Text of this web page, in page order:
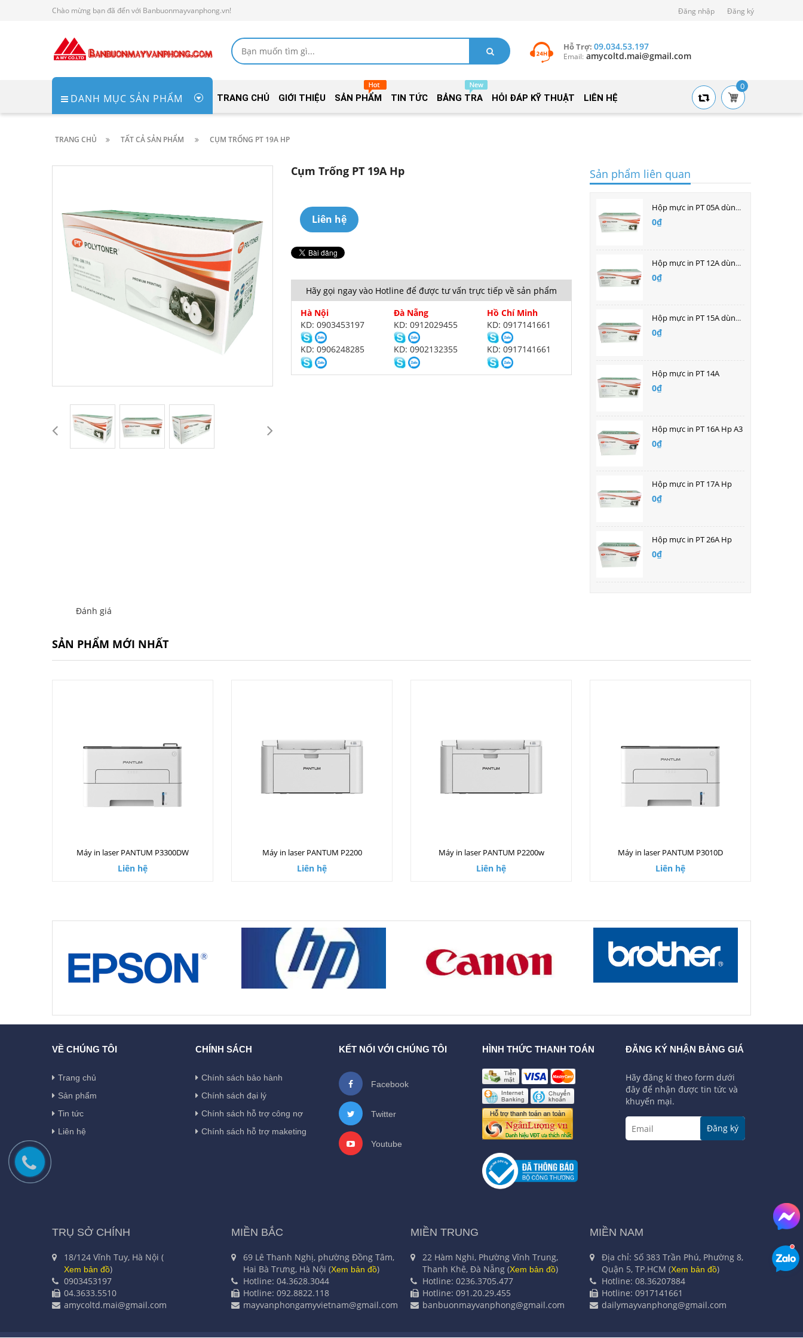
Chào mừng bạn đã đến với Banbuonmayvanphong.vn! Đăng nhập Đăng ký
Hỗ Trợ: 09.034.53.197
Email: amycoltd.mai@gmail.com
DANH MỤC SẢN PHẨM TRANG CHỦ GIỚI THIỆU SẢN PHẨM TIN TỨC BẢNG TRA HỎI ĐÁP KỸ THUẬT LIÊN HỆ
0
TRANG CHỦ TẤT CẢ SẢN PHẨM CỤM TRỐNG PT 19A HP
Cụm Trống PT 19A Hp
Liên hệ
Hãy gọi ngay vào Hotline để được tư vấn trực tiếp về sản phẩm
Hà Nội
KD: 0903453197
KD: 0906248285
Đà Nẵng
KD: 0912029455
KD: 0902132355
Hồ Chí Minh
KD: 0917141661
KD: 0917141661
Sản phẩm liên quan
Hộp mực in PT 05A dùng cho máy in laser Hp
0₫
Hộp mực in PT 12A dùng cho máy in laser HP
0₫
Hộp mực in PT 15A dùng cho máy in laser HP
0₫
Hộp mực in PT 14A
0₫
Hộp mực in PT 16A Hp A3
0₫
Hộp mực in PT 17A Hp
0₫
Hộp mực in PT 26A Hp
0₫
Đánh giá
SẢN PHẨM MỚI NHẤT
Máy in laser PANTUM P3300DW
Liên hệ
Máy in laser PANTUM P2200
Liên hệ
Máy in laser PANTUM P2200w
Liên hệ
Máy in laser PANTUM P3010D
Liên hệ
VỀ CHÚNG TÔI
Trang chủ
Sản phẩm
Tin tức
Liên hệ
CHÍNH SÁCH
Chính sách bảo hành
Chính sách đại lý
Chính sách hỗ trợ công nợ
Chính sách hỗ trợ maketing
KẾT NỐI VỚI CHÚNG TÔI
Facebook
Twitter
Youtube
HÌNH THỨC THANH TOÁN ĐĂNG KÝ NHẬN BẢNG GIÁ
Hãy đăng kí theo form dưới
đây để nhận được tin tức và
khuyến mại.
Đăng ký
TRỤ SỞ CHÍNH
18/124 Vĩnh Tuy, Hà Nội (
Xem bản đồ)
0903453197
04.3633.5510
amycoltd.mai@gmail.com
MIỀN BẮC
69 Lê Thanh Nghị, phường Đồng Tâm,
Hai Bà Trưng, Hà Nội (Xem bản đồ)
Hotline: 04.3628.3044
Hotline: 092.8822.118
mayvanphongamyvietnam@gmail.com
MIỀN TRUNG
22 Hàm Nghi, Phường Vĩnh Trung,
Thanh Khê, Đà Nẵng (Xem bản đồ)
Hotline: 0236.3705.477
Hotline: 091.20.29.455
banbuonmayvanphong@gmail.com
MIỀN NAM
Địa chỉ: Số 383 Trần Phú, Phường 8,
Quận 5, TP.HCM (Xem bản đồ)
Hotline: 08.36207884
Hotline: 0917141661
dailymayvanphong@gmail.com